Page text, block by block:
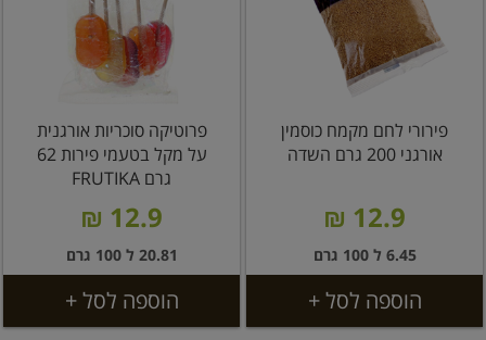
פירורי לחם מקמח כוסמין
אורגני 200 גרם השדה
12.9 ₪
6.45 ל 100 גרם
הוספה לסל +
פרוטיקה סוכריות אורגנית
על מקל בטעמי פירות 62
גרם FRUTIKA
12.9 ₪
20.81 ל 100 גרם
הוספה לסל +